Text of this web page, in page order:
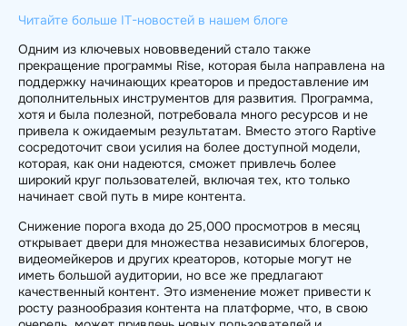
Читайте больше IT-новостей в нашем блоге
Одним из ключевых нововведений стало также
прекращение программы Rise, которая была направлена на
поддержку начинающих креаторов и предоставление им
дополнительных инструментов для развития. Программа,
хотя и была полезной, потребовала много ресурсов и не
привела к ожидаемым результатам. Вместо этого Raptive
сосредоточит свои усилия на более доступной модели,
которая, как они надеются, сможет привлечь более
широкий круг пользователей, включая тех, кто только
начинает свой путь в мире контента.
Снижение порога входа до 25,000 просмотров в месяц
открывает двери для множества независимых блогеров,
видеомейкеров и других креаторов, которые могут не
иметь большой аудитории, но все же предлагают
качественный контент. Это изменение может привести к
росту разнообразия контента на платформе, что, в свою